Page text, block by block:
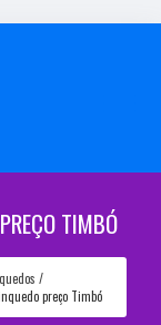
TIMBÓ
preço Timbó